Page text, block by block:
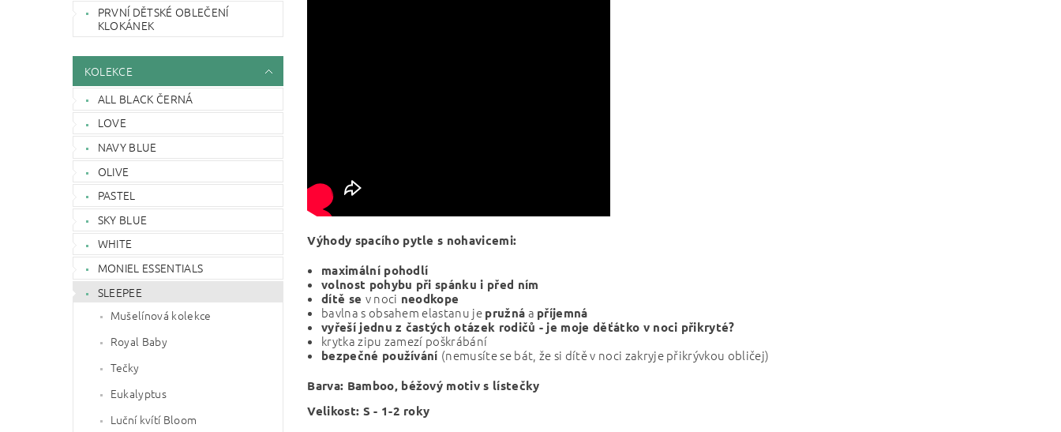
PRVNÍ DĚTSKÉ OBLEČENÍ
KLOKÁNEK
KOLEKCE
ALL BLACK ČERNÁ
LOVE
NAVY BLUE
OLIVE
PASTEL
SKY BLUE
WHITE
MONIEL ESSENTIALS
SLEEPEE
Mušelínová kolekce
Royal Baby
Tečky
Eukalyptus
Luční kvítí Bloom
Výhody spacího pytle s nohavicemi:
maximální pohodlí
volnost pohybu při spánku i před ním
dítě se v noci neodkope
bavlna s obsahem elastanu je pružná a příjemná
vyřeší jednu z častých otázek rodičů - je moje děťátko v noci přikryté?
krytka zipu zamezí poškrábání
bezpečné používání (nemusíte se bát, že si dítě v noci zakryje přikrývkou obličej)
Barva: Bamboo, béžový motiv s lístečky
Velikost: S - 1-2 roky